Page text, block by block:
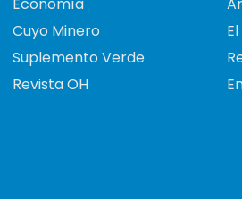
Cuyo Minero
Suplemento Verde
Revista OH